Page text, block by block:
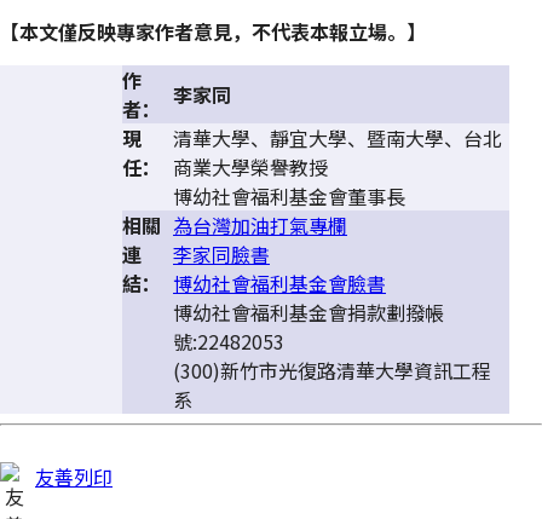
【本文僅反映專家作者意見，不代表本報立場。】
作
者：
李家同
現
任：
清華大學、靜宜大學、暨南大學、台北
商業大學榮譽教授
博幼社會福利基金會董事長
相關
連
結：
為台灣加油打氣專欄
李家同臉書
博幼社會福利基金會臉書
博幼社會福利基金會捐款劃撥帳
號:22482053
(300)新竹市光復路清華大學資訊工程
系
友善列印